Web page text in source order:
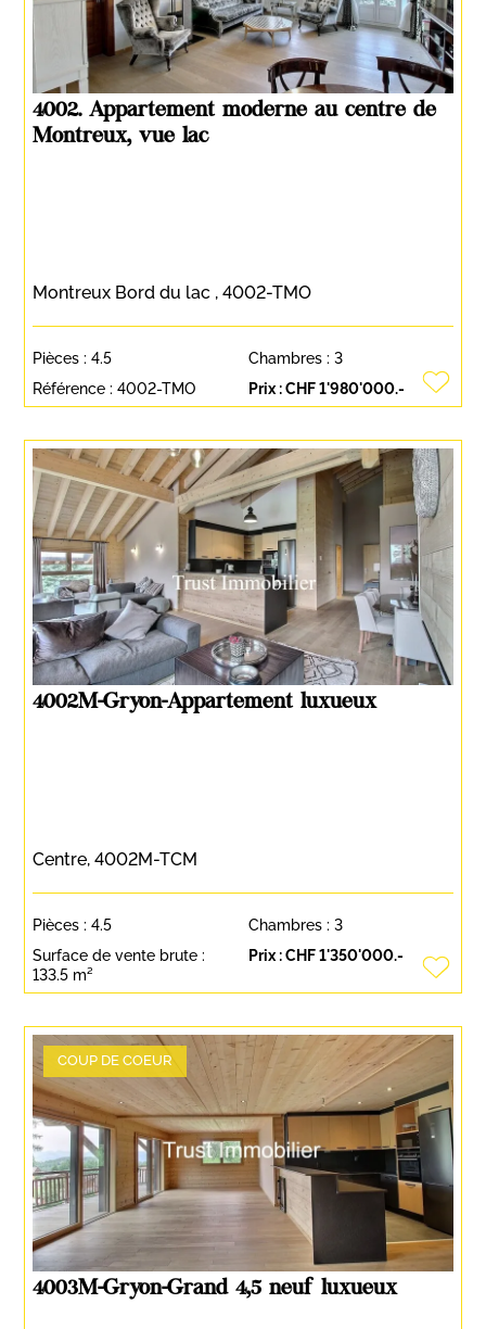
4002. Appartement moderne au centre de
Montreux, vue lac
Montreux Bord du lac , 4002-TMO
Prix :CHF 1'980'000.-
Pièces :4.5 Chambres : 3
Référence :4002-TMO
4002M-Gryon-Appartement luxueux
Centre, 4002M-TCM
Prix :CHF 1'350'000.-
Pièces :4.5 Chambres : 3
Surface de vente brute :
133.5 m²
COUP DE COEUR
4003M-Gryon-Grand 4,5 neuf luxueux